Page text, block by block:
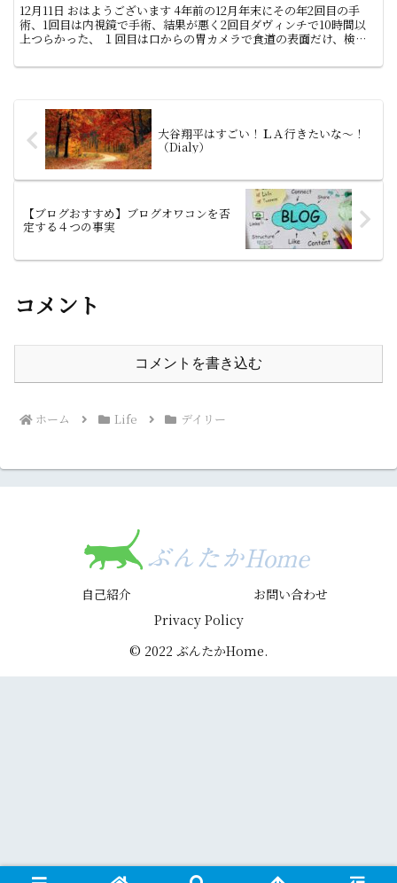
12月11日 おはようございます 4年前の12月年末にその年2回目の手
術、1回目は内視鏡で手術、結果が悪く2回目ダヴィンチで10時間以
上つらかった、 １回目は口からの胃カメラで食道の表面だけ、検査
大谷翔平はすごい！ＬＡ行きたいな～！
（Dialy）
【ブログおすすめ】ブログオワコンを否
定する４つの事実
コメント
コメントを書き込む
ホーム Life デイリー
自己紹介
お問い合わせ
Privacy Policy
© 2022 ぶんたかHome.